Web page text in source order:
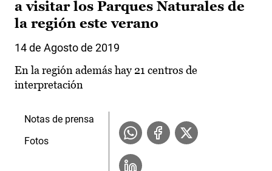
a visitar los Parques Naturales de
la región este verano
14 de Agosto de 2019
En la región además hay 21 centros de
interpretación
Notas de prensa
Fotos